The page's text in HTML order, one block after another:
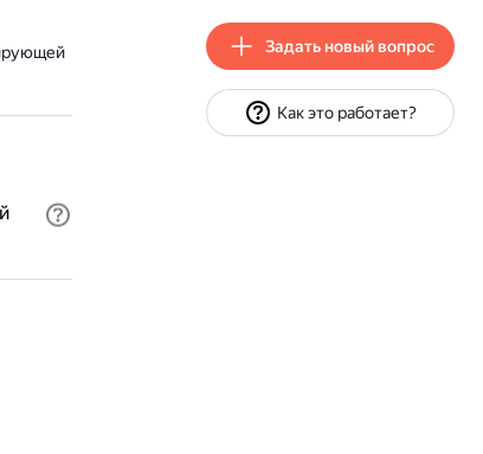
Задать новый вопрос
Как это работает?